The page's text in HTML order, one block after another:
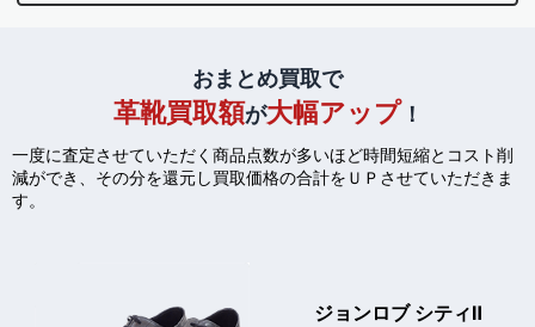
おまとめ買取で
革靴買取額が大幅アップ！
一度に査定させていただく商品点数が多いほど時間短縮とコスト削
減ができ、 その分を還元し買取価格の合計をＵＰさせていただきま
す。
ジョンロブ シティⅡ